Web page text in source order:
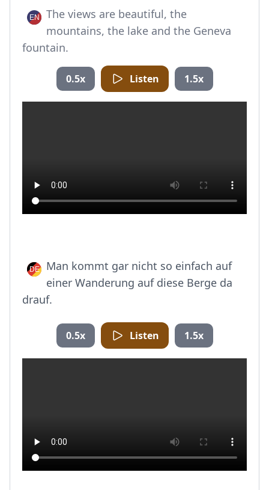
The views are beautiful, the
mountains, the lake and the Geneva
fountain.
0.5x Listen 1.5x
Man kommt gar nicht so einfach auf
einer Wanderung auf diese Berge da
drauf.
0.5x Listen 1.5x